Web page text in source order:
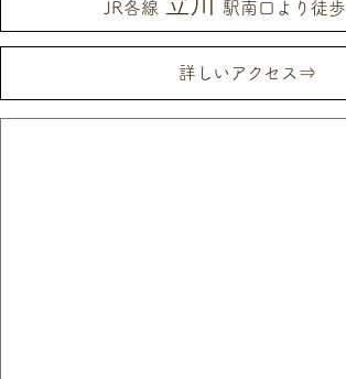
JR各線 駅南口より徒歩
詳しいアクセス⇒